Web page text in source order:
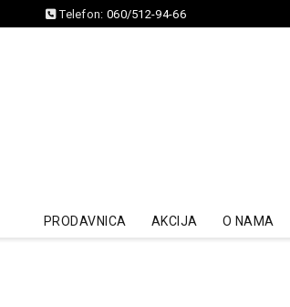
Telefon: 060/512-94-66
PRODAVNICA AKCIJA O NAMA